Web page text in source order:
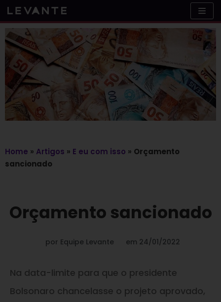
Skip
to
content
Home » Artigos » E eu com isso » Orçamento
sancionado
Orçamento sancionado
por Equipe Levante em 24/01/2022
Na data-limite para que o presidente
Bolsonaro chancelasse o projeto aprovado,